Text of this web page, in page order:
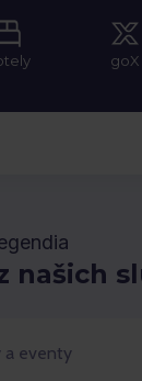
goX
našich
a eventy